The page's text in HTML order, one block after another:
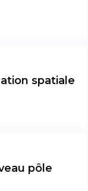
spatiale
pôle